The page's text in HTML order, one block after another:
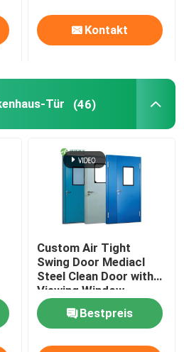
Kontakt
Tür (46)
Custom Air Tight
Swing Door Mediacl
Steel Clean Door with
Viewing Window
Bestpreis